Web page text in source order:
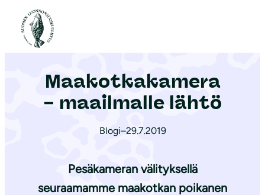
Etusivu
Maakotkakamera
– maailmalle lähtö
Blogi–29.7.2019
Pesäkameran välityksellä
seuraamamme maakotkan poikanen